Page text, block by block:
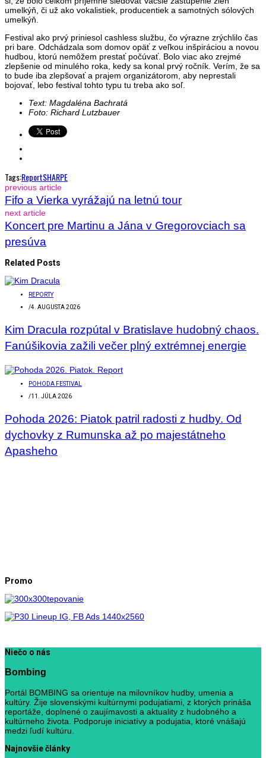
umelkýň, či už ako vokalistiek, producentiek a samotných sólových
umelkýň.
Festival ako prvý priniesol cashless službu, čo výrazne zrýchlilo čas
pri bare. Odchádzala som domov opäť z veľkou inšpiráciou a novou
hudbou, ktorú nemôžem prestať počúvať. Bolo viac ako zrejmé
zlepšenie od minulého roka, kedy sa konal prvý ročník. Verím, že sa
to bude iba zlepšovať a prajem organizátorom, aby neprestali
bojovať, lebo festival tohto typu tu treba ako soľ.
Text: Magdaléna Bachratá
Foto: Richard Lutzbauer
Tags:ReportSHARPE
previous article
Fifo a Vierka vyrážajú na letnú tour
next article
Koncert pre Martinu a Jána v Gregorovciach sa
presúva
Related Posts
REPORTY
/4. AUGUSTA 2026
Kim Dracula rozpútal v Bratislave hudobný chaos.
Fanúšikovia zažili večer plný extrémnej energie
POHODA FESTIVAL
/11. JÚLA 2026
Pohoda 2026: Piatok patril radosti z hudby. Od
dychovky z Rumunska až po majestátneho
Apasheho
Promo
Niečo o nás
Bombing
Portál BOMBING sa orientuje na milovníkov hudby, umenia a
kultúry. Žije slovenskými kultúrnymi podujatiami, z ktorých prináša
reportáže, doplnené o zaujímavosti a aktuality z hudobného a
kultúrneho života. Podporuje iniciatívy a podujatia, ktoré vnášajú
medzi ľudí kultúru.
Najnovšie články